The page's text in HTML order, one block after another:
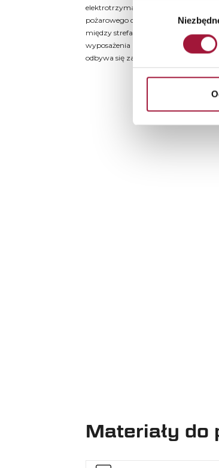
Wybór
zgody
elektrotrzymacz podłączony do
pożarowego centrala zwalnia
między strefami pożarowymi, a
wyposażenia bramy w napęd – w
odbywa się za jego pomocą. Możliwa
Materiały do